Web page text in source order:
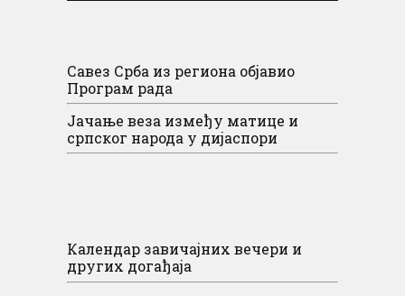
Савез Срба из региона објавио
Програм рада
Јачање веза између матице и
српског народа у дијаспори
Календар завичајних вечери и
других догађаја